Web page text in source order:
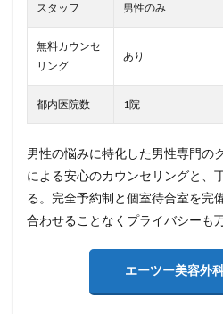
スタッフ 男性のみ
無料カウンセ
リング
あり
都内医院数 1院
男性の悩みに特化した男性専門の
による安心のカウンセリングと、
る。完全予約制と個室待合室を完
合わせることなくプライバシーも
エーツー美容外